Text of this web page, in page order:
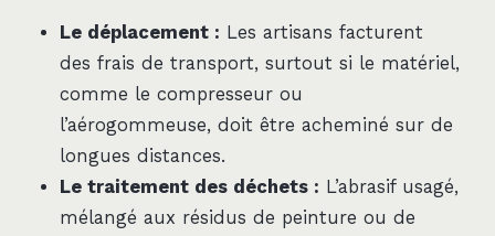
Le déplacement : Les artisans facturent
des frais de transport, surtout si le matériel,
comme le compresseur ou
l’aérogommeuse, doit être acheminé sur de
longues distances.
Le traitement des déchets : L’abrasif usagé,
mélangé aux résidus de peinture ou de